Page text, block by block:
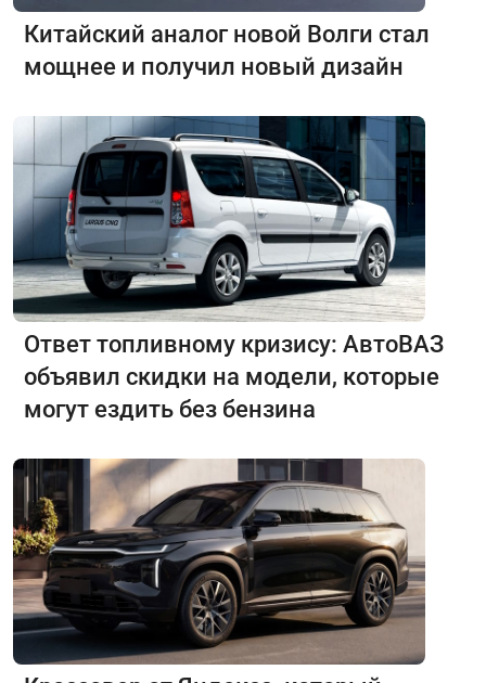
Китайский аналог новой Волги стал
мощнее и получил новый дизайн
Ответ топливному кризису: АвтоВАЗ
объявил скидки на модели, которые
могут ездить без бензина